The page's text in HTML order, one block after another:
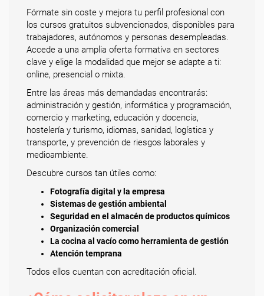
Fórmate sin coste y mejora tu perfil profesional con
los cursos gratuitos subvencionados, disponibles para
trabajadores, autónomos y personas desempleadas.
Accede a una amplia oferta formativa en sectores
clave y elige la modalidad que mejor se adapte a ti:
online, presencial o mixta.
Entre las áreas más demandadas encontrarás:
administración y gestión, informática y programación,
comercio y marketing, educación y docencia,
hostelería y turismo, idiomas, sanidad, logística y
transporte, y prevención de riesgos laborales y
medioambiente.
Descubre cursos tan útiles como:
Fotografía digital y la empresa
Sistemas de gestión ambiental
Seguridad en el almacén de productos químicos
Organización comercial
La cocina al vacío como herramienta de gestión
Atención temprana
Todos ellos cuentan con acreditación oficial.